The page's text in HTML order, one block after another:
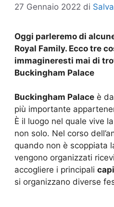
27 Gennaio 2022 di
Oggi parleremo di
Royal Family. Ecco tre
immagineresti mai di
Buckingham Palace
Buckingham Palace è
più importante
È il luogo nel quale vive la
non solo. Nel corso
quando non è scoppiata
vengono organizzati
accogliere i principali
si organizzano diverse